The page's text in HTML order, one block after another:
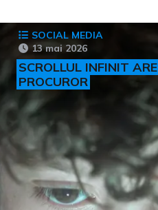
SOCIAL MEDIA
13 mai 2026
SCROLLUL INFINIT ARE
PROCUROR